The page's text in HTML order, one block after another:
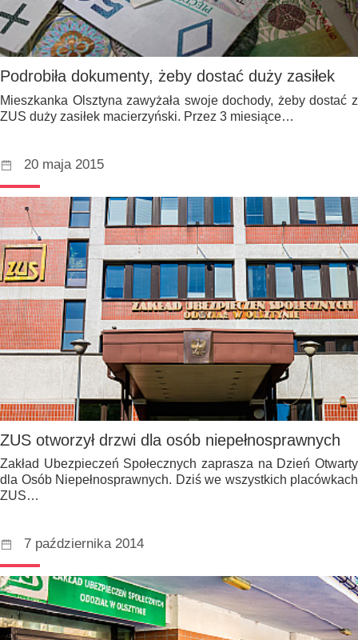
Podrobiła dokumenty, żeby dostać duży zasiłek
Mieszkanka Olsztyna zawyżała swoje dochody, żeby dostać z
ZUS duży zasiłek macierzyński. Przez 3 miesiące…
20 maja 2015
ZUS otworzył drzwi dla osób niepełnosprawnych
Zakład Ubezpieczeń Społecznych zaprasza na Dzień Otwarty
dla Osób Niepełnosprawnych. Dziś we wszystkich placówkach
ZUS…
7 października 2014